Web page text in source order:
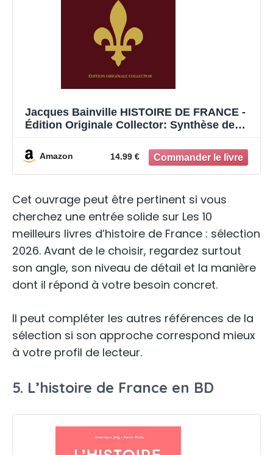
Jacques Bainville HISTOIRE DE FRANCE -
Édition Originale Collector: Synthèse de
j'usqu'à la belle époque
Amazon 14.99 €
Cet ouvrage peut être pertinent si vous
cherchez une entrée solide sur Les 10
meilleurs livres d’histoire de France : sélection
2026. Avant de le choisir, regardez surtout
son angle, son niveau de détail et la manière
dont il répond à votre besoin concret.
Il peut compléter les autres références de la
sélection si son approche correspond mieux
à votre profil de lecteur.
5. L’histoire de France en BD